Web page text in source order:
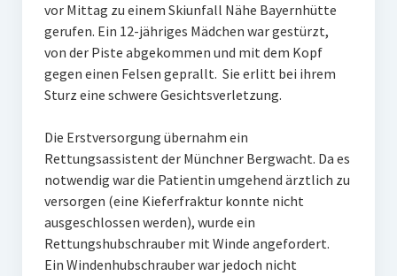
vor Mittag zu einem Skiunfall Nähe Bayernhütte
gerufen. Ein 12-jähriges Mädchen war gestürzt,
von der Piste abgekommen und mit dem Kopf
gegen einen Felsen geprallt. Sie erlitt bei ihrem
Sturz eine schwere Gesichtsverletzung.
Die Erstversorgung übernahm ein
Rettungsassistent der Münchner Bergwacht. Da es
notwendig war die Patientin umgehend ärztlich zu
versorgen (eine Kieferfraktur konnte nicht
ausgeschlossen werden), wurde ein
Rettungshubschrauber mit Winde angefordert.
Ein Windenhubschrauber war jedoch nicht